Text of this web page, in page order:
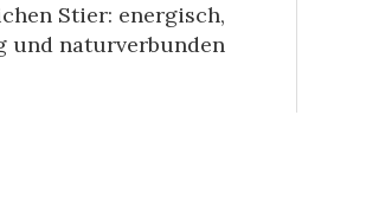
Stier: energisch,
und naturverbunden